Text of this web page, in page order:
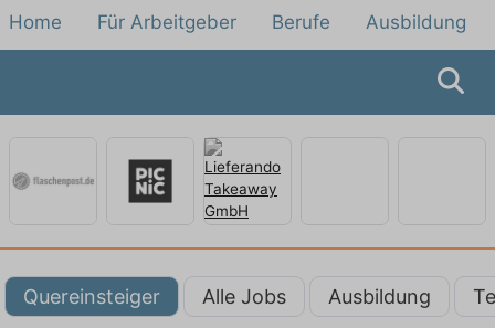
Home Für Arbeitgeber Berufe Ausbildung
Quereinsteiger Alle Jobs Ausbildung